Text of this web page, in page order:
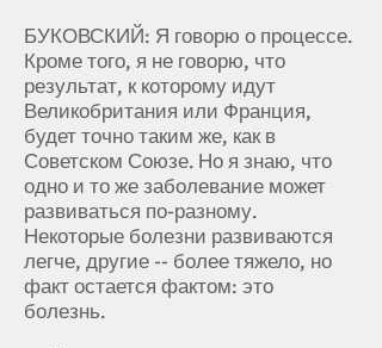
БУКОВСКИЙ: Я говорю о процессе.
Кроме того, я не говорю, что
результат, к которому идут
Великобритания или Франция,
будет точно таким же, как в
Советском Союзе. Но я знаю, что
одно и то же заболевание может
развиваться по-разному.
Некоторые болезни развиваются
легче, другие -- более тяжело, но
факт остается фактом: это
болезнь.